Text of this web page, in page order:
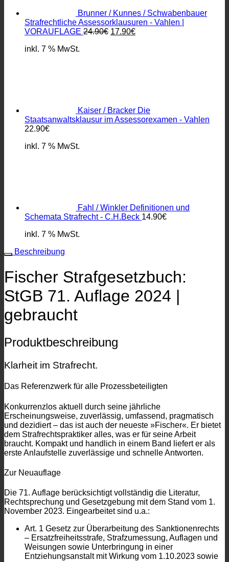
Brunner / Kunnes / Schwabenbauer
Strafrechtliche Assessorklausuren - Vahlen |
VORAUFLAGE 24.90€ Ursprünglicher
17.90€Aktueller
inkl. 7 % MwSt.
Kaiser / Bracker Die
Staatsanwaltsklausur im Assessorexamen - Vahlen
22.90€
inkl. 7 % MwSt.
Fahl / Winkler Definitionen und
Schemata Strafrecht - C.H.Beck 14.90€
inkl. 7 % MwSt.
Beschreibung
Fischer Strafgesetzbuch:
StGB 71. Auflage 2024 |
gebraucht
Produktbeschreibung
Klarheit im Strafrecht.
Das Referenzwerk für alle Prozessbeteiligten
Konkurrenzlos aktuell durch seine jährliche
Erscheinungsweise, zuverlässig, umfassend, pragmatisch
und dezidiert – das ist auch der neueste »Fischer«. Er bietet
dem Strafrechtspraktiker alles, was er für seine Arbeit
braucht. Kompakt und handlich in einem Band liefert er als
erste Anlaufstelle zuverlässige und schnelle Antworten.
Zur Neuauflage
Die 71. Auflage berücksichtigt vollständig die Literatur,
Rechtsprechung und Gesetzgebung mit dem Stand vom 1.
November 2023. Eingearbeitet sind u.a.:
Art. 1 Gesetz zur Überarbeitung des Sanktionenrechts
– Ersatzfreiheitsstrafe, Strafzumessung, Auflagen und
Weisungen sowie Unterbringung in einer
Entziehungsanstalt mit Wirkung vom 1.10.2023 sowie